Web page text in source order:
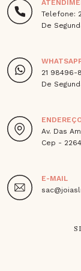
Telefone:
De
21 98496-
De
Av. Das
Cep -
E-MAIL